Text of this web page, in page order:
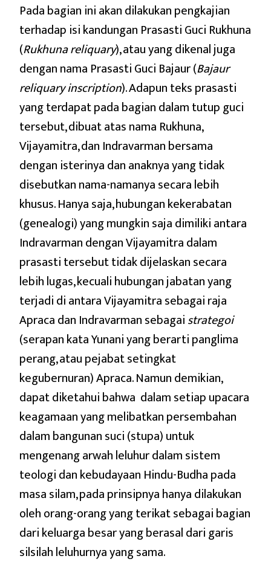
Pada bagian ini akan dilakukan pengkajian
terhadap isi kandungan Prasasti Guci Rukhuna
(Rukhuna reliquary), atau yang dikenal juga
dengan nama Prasasti Guci Bajaur (Bajaur
reliquary inscription). Adapun teks prasasti
yang terdapat pada bagian dalam tutup guci
tersebut, dibuat atas nama Rukhuna,
Vijayamitra, dan Indravarman bersama
dengan isterinya dan anaknya yang tidak
disebutkan nama-namanya secara lebih
khusus. Hanya saja, hubungan kekerabatan
(genealogi) yang mungkin saja dimiliki antara
Indravarman dengan Vijayamitra dalam
prasasti tersebut tidak dijelaskan secara
lebih lugas, kecuali hubungan jabatan yang
terjadi di antara Vijayamitra sebagai raja
Apraca dan Indravarman sebagaistrategoi
(serapan kata Yunani yang berarti panglima
perang, atau pejabat setingkat
kegubernuran) Apraca. Namun demikian,
dapat diketahui bahwa dalam setiap upacara
keagamaan yang melibatkan persembahan
dalam bangunan suci (stupa) untuk
mengenang arwah leluhur dalam sistem
teologi dan kebudayaan Hindu-Budha pada
masa silam, pada prinsipnya hanya dilakukan
oleh orang-orang yang terikat sebagai bagian
dari keluarga besar yang berasal dari garis
silsilah leluhurnya yang sama.